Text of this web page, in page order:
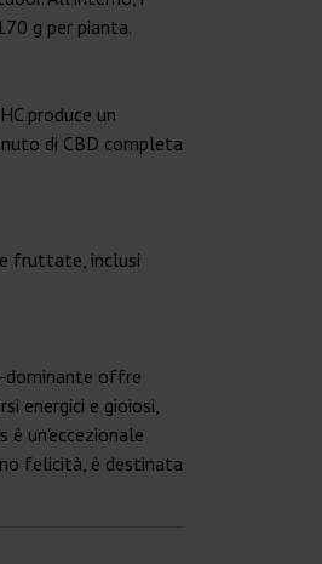
g per pianta.
produce un
di CBD completa
fruttate, inclusi
dominante offre
energici e gioiosi,
è un'eccezionale
felicità, è destinata